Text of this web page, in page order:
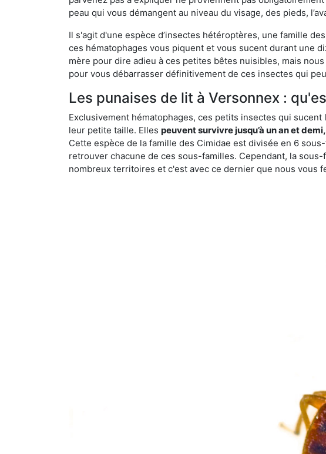
peau qui vous démangent au niveau du visage, des pieds,
Il s'agit d'une espèce d’insectes hétéroptères, une famille
ces hématophages vous piquent et vous sucent durant une
mère pour dire adieu à ces petites bêtes nuisibles, mais
pour vous débarrasser définitivement de ces insectes qui
Les punaises de lit à Versonnex :
Exclusivement hématophages, ces petits insectes qui
leur petite taille. Elles peuvent survivre jusqu’à un an et
Cette espèce de la famille des Cimidae est divisée en 6
retrouver chacune de ces sous-familles. Cependant, la
nombreux territoires et c'est avec ce dernier que nous